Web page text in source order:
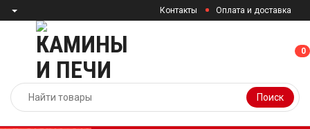
Контакты Оплата и доставка
Поиск
00